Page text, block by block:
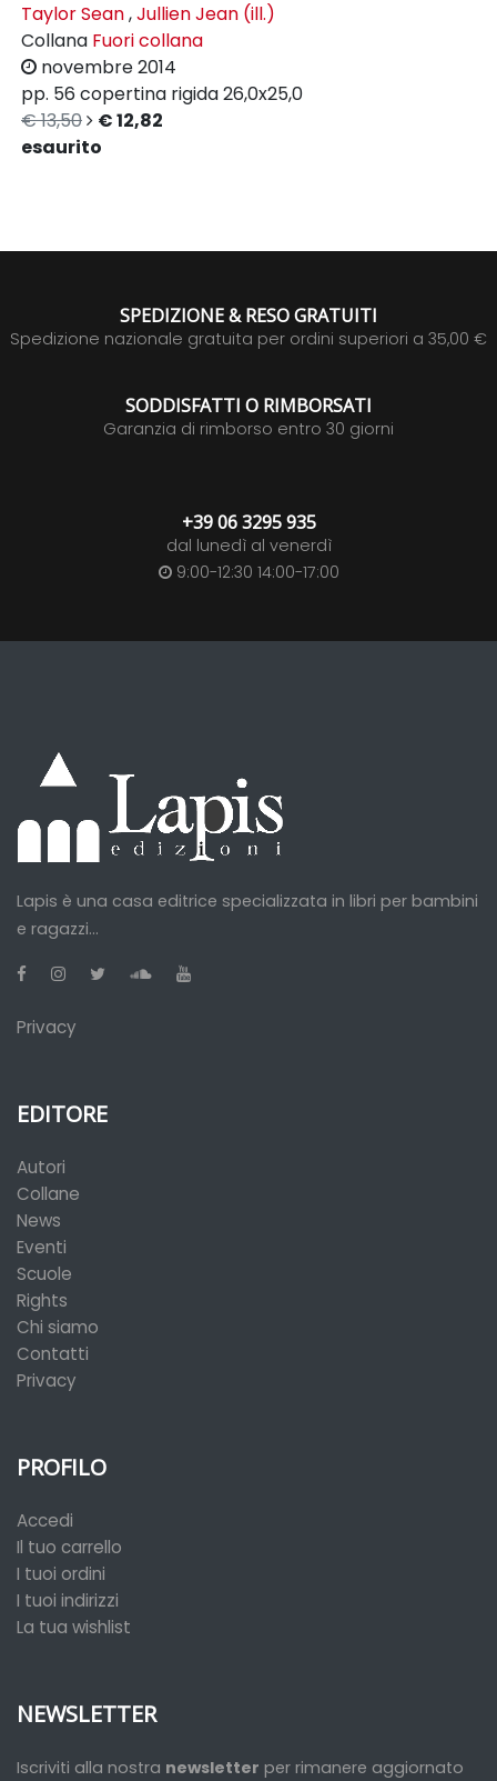
Taylor Sean,Jullien Jean (ill.)
Collana Fuori collana
novembre 2014
pp. 56 copertina rigida26,0x25,0
€ 13,50
€ 12,82
esaurito
SPEDIZIONE & RESO GRATUITI
Spedizione nazionale gratuita per ordini superiori a 35,00 €
SODDISFATTI O RIMBORSATI
Garanzia di rimborso entro 30 giorni
+39 06 3295 935
dal lunedì al venerdì
9:00-12:30 14:00-17:00
Lapis è una casa editrice specializzata in libri per bambini
e ragazzi...
Privacy
EDITORE
Autori
Collane
News
Eventi
Scuole
Rights
Chi siamo
Contatti
Privacy
PROFILO
Accedi
Il tuo carrello
I tuoi ordini
I tuoi indirizzi
La tua wishlist
NEWSLETTER
Iscriviti alla nostra newsletter per rimanere aggiornato